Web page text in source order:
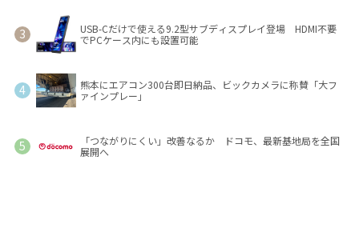
USB-Cだけで使える9.2型サブディスプレイ登場 HDMI不要
でPCケース内にも設置可能
熊本にエアコン300台即日納品、ビックカメラに称賛「大フ
ァインプレー」
「つながりにくい」改善なるか ドコモ、最新基地局を全国
展開へ